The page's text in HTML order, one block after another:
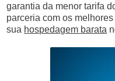
garantia da menor tarifa
parceria com os
sua hospedagem barata